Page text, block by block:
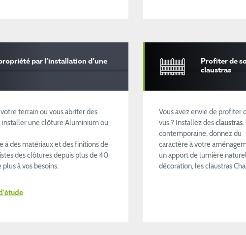
par l’installation d’une
terrain ou vous abriter des
installer une clôture Aluminium ou
des matériaux et des finitions de
des clôtures depuis plus de 40
à vos besoins.
Profiter de
claustras
Vous avez envie de profiter
vus ? Installez desclaustras
contemporaine, donnez du
caractère à votre
un apport de lumière
décoration, les claustras